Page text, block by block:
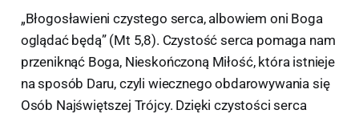
„Błogosławieni czystego serca, albowiem oni Boga
oglądać będą” (Mt 5,8). Czystość serca pomaga nam
przeniknąć Boga, Nieskończoną Miłość, która istnieje
na sposób Daru, czyli wiecznego obdarowywania się
Osób Najświętszej Trójcy. Dzięki czystości serca